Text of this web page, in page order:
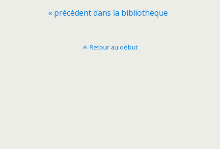
« précédent dans la bibliothèque
Retour au début